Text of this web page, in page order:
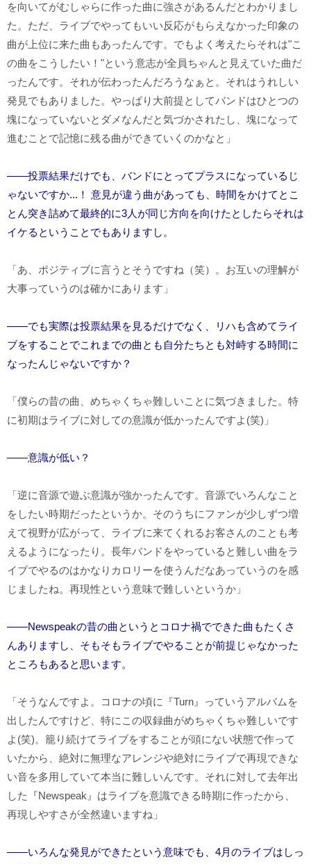
を向いてがむしゃらに作った曲に強さがあるんだとわかりまし
た。ただ、ライブでやってもいい反応がもらえなかった印象の
曲が上位に来た曲もあったんです。でもよく考えたらそれは"こ
の曲をこうしたい！"という意志が全員ちゃんと見えていた曲だ
ったんです。それが伝わったんだろうなぁと。それはうれしい
発見でもありました。やっぱり大前提としてバンドはひとつの
塊になっていないとダメなんだと気づかされたし、塊になって
進むことで記憶に残る曲ができていくのかなと」
――投票結果だけでも、バンドにとってプラスになっているじ
ゃないですか...！ 意見が違う曲があっても、時間をかけてとこ
とん突き詰めて最終的に3人が同じ方向を向けたとしたらそれは
イケるということでもありますし。
「あ、ポジティブに言うとそうですね（笑）。お互いの理解が
大事っていうのは確かにあります」
――でも実際は投票結果を見るだけでなく、リハも含めてライ
ブをすることでこれまでの曲とも自分たちとも対峙する時間に
なったんじゃないですか？
「僕らの昔の曲、めちゃくちゃ難しいことに気づきました。特
に初期はライブに対しての意識が低かったんですよ(笑) 」
――意識が低い？
「逆に音源で遊ぶ意識が強かったんです。音源でいろんなこと
をしたい時期だったというか。そのうちにファンが少しずつ増
えて視野が広がって、ライブに来てくれるお客さんのことも考
えるようになったり。長年バンドをやっていると難しい曲をラ
イブでやるのはかなりカロリーを使うんだなあっていうのを感
じましたね。再現性という意味で難しいというか」
――Newspeakの昔の曲というとコロナ禍でできた曲もたくさ
んありますし、そもそもライブでやることが前提じゃなかった
ところもあると思います。
「そうなんですよ。コロナの頃に『Turn 』っていうアルバムを
出したんですけど、特にこの収録曲がめちゃくちゃ難しいです
よ (笑)。籠り続けてライブをすることが頭にない状態で作って
いたから、絶対に無理なアレンジや絶対にライブで再現できな
い音を多用していて本当に難しいんです。それに対して去年出
した『Newspeak 』はライブを意識できる時期に作ったから、
再現しやすさが全然違いますね」
――いろんな発見ができたという意味でも、4月のライブはしっ